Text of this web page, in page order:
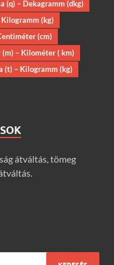
(q) – Dekagramm (dkg)
Kilogramm (kg)
(cm)
(m) – Kilométer ( km)
(t) – Kilogramm (kg)
átváltás, tömeg